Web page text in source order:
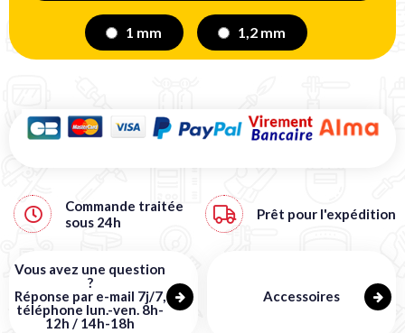
Commande traitée
sous 24h Prêt pour l'expédition
1 mm 1,2 mm
Vous avez une question
?
Réponse par e-mail 7j/7,
téléphone lun.-ven. 8h-
12h / 14h-18h
Accessoires